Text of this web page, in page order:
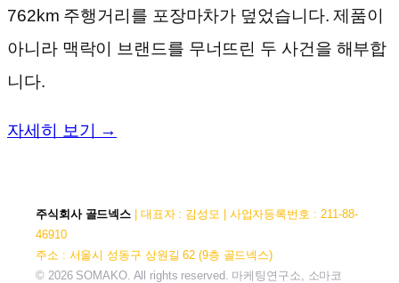
762km 주행거리를 포장마차가 덮었습니다. 제품이
아니라 맥락이 브랜드를 무너뜨린 두 사건을 해부합
니다.
자세히 보기 →
주식회사 골드넥스 | 대표자 : 김성모 | 사업자등록번호 : 211-88-
46910
주소 : 서울시 성동구 상원길 62 (9층 골드넥스)
© 2026 SOMAKO. All rights reserved. 마케팅연구소, 소마코